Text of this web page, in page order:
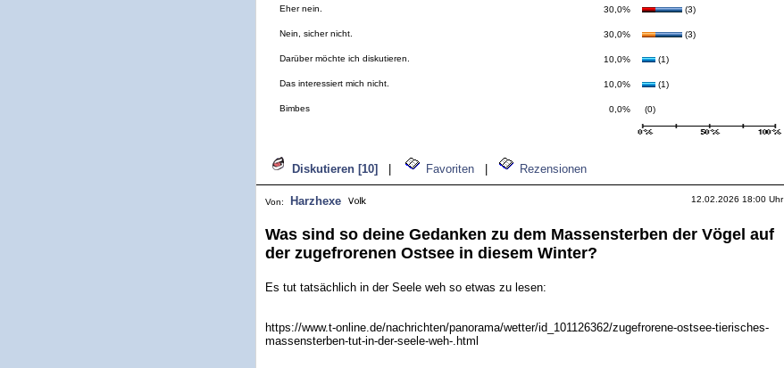
Eher nein. 30,0% (3)
Nein, sicher nicht. 30,0% (3)
Darüber möchte ich diskutieren. 10,0% (1)
Das interessiert mich nicht. 10,0% (1)
Bimbes 0,0% (0)
Diskutieren [10] Favoriten Rezensionen
Von: Harzhexe 12.02.2026 18:00 Uhr
Was sind so deine Gedanken zu dem Massensterben der Vögel auf
der zugefrorenen Ostsee in diesem Winter?
Es tut tatsächlich in der Seele weh so etwas zu lesen:
https://www.t-online.de/nachrichten/panorama/wetter/id_101126362/zugefrorene-ostsee-tierisches-
massensterben-tut-in-der-seele-weh-.html